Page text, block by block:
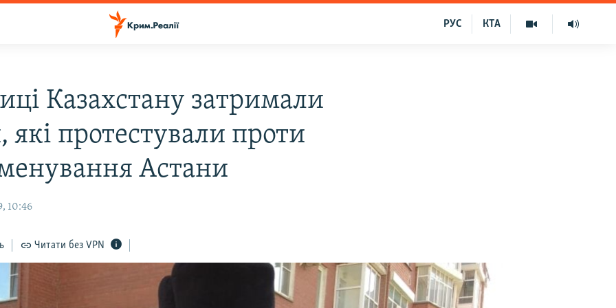
КТА
РУС
Казахстану затримали
які протестували проти
Астани
10:46
Читати без VPN